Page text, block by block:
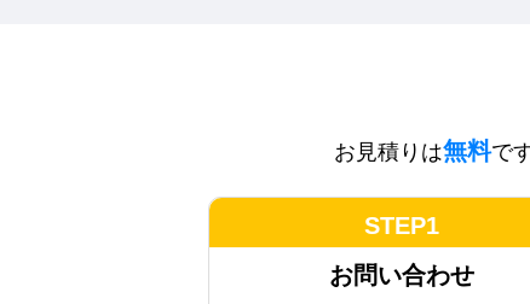
お見積りは無料で
STEP1
お問い合わせ